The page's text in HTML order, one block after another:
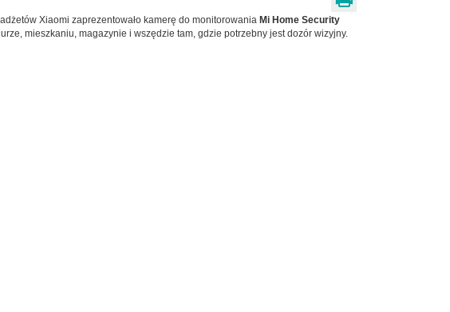
Xiaomi zaprezentowało kamerę do monitorowania Mi Home Security
mieszkaniu, magazynie i wszędzie tam, gdzie potrzebny jest dozór wizyjny.